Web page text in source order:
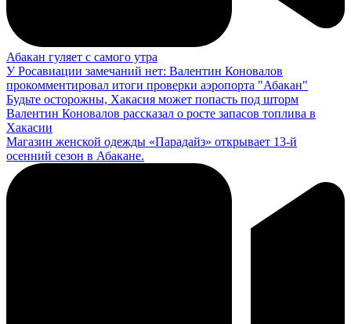
Абакан гуляет с самого утра
У Росавиации замечаний нет: Валентин Коновалов
прокомментировал итоги проверки аэропорта "Абакан"
Будьте осторожны, Хакасия может попасть под шторм
Валентин Коновалов рассказал о росте запасов топлива в
Хакасии
Магазин женской одежды «Парадайз» открывает 13-й
осенний сезон в Абакане.